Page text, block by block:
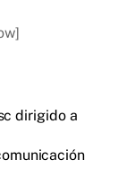
dirigido a